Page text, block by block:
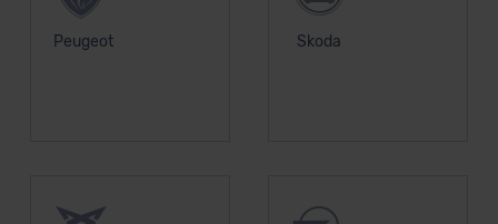
Peugeot Skoda